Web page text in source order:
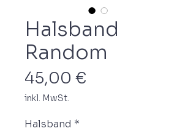
Halsband
Random
45,00 €
inkl. MwSt.
Halsband *